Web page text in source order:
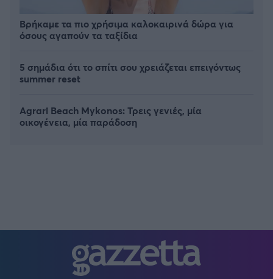
Βρήκαμε τα πιο χρήσιμα καλοκαιρινά δώρα για
όσους αγαπούν τα ταξίδια
5 σημάδια ότι το σπίτι σου χρειάζεται επειγόντως
summer reset
Agrari Beach Mykonos: Τρεις γενιές, μία
οικογένεια, μία παράδοση